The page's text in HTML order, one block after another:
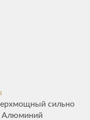
сильно
Алюминий